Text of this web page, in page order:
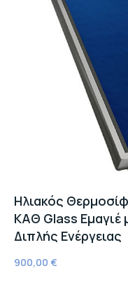
Ηλιακός
ΚΑΘ Glass Εμαγιέ
Διπλής Ενέργειας
900,00 €